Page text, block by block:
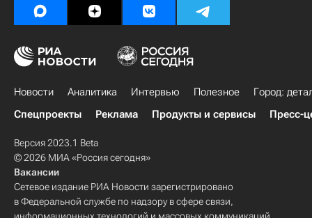
Новости Аналитика Интервью Полезное
Город:
Спецпроекты
Реклама Продукты и сервисы Пресс-
Версия 2023.1 Beta
© 2026 МИА «Россия сегодня»
Вакансии
Сетевое издание РИА Новости зарегистрировано
в Федеральной службе по надзору в сфере связи,